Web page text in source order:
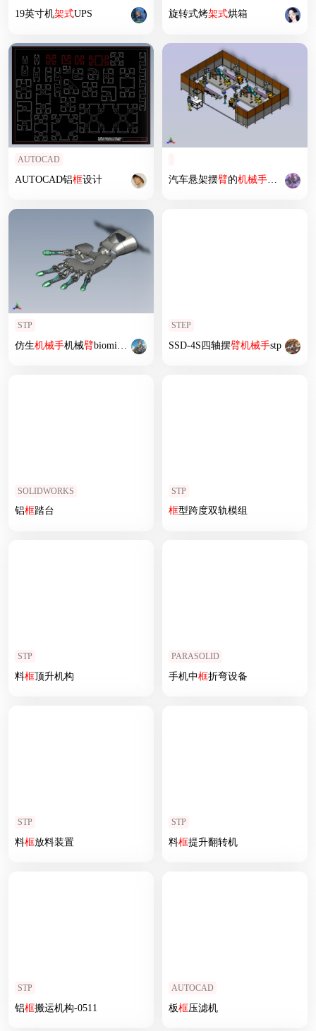
19英寸机架式UPS 旋转式烤架式烘箱
AUTOCAD
AUTOCAD铝框设计 汽车悬架摆臂的机械手工作站模拟
STP
仿生机械手机械臂biomimetic-hand-1 1 STP
STEP
SSD-4S四轴摆臂机械手stp
SOLIDWORKS
铝框踏台
STP
框型跨度双轨模组
STP
料框顶升机构
PARASOLID
手机中框折弯设备
STP
料框放料装置
STP
料框提升翻转机
STP
铝框搬运机构-0511
AUTOCAD
板框压滤机